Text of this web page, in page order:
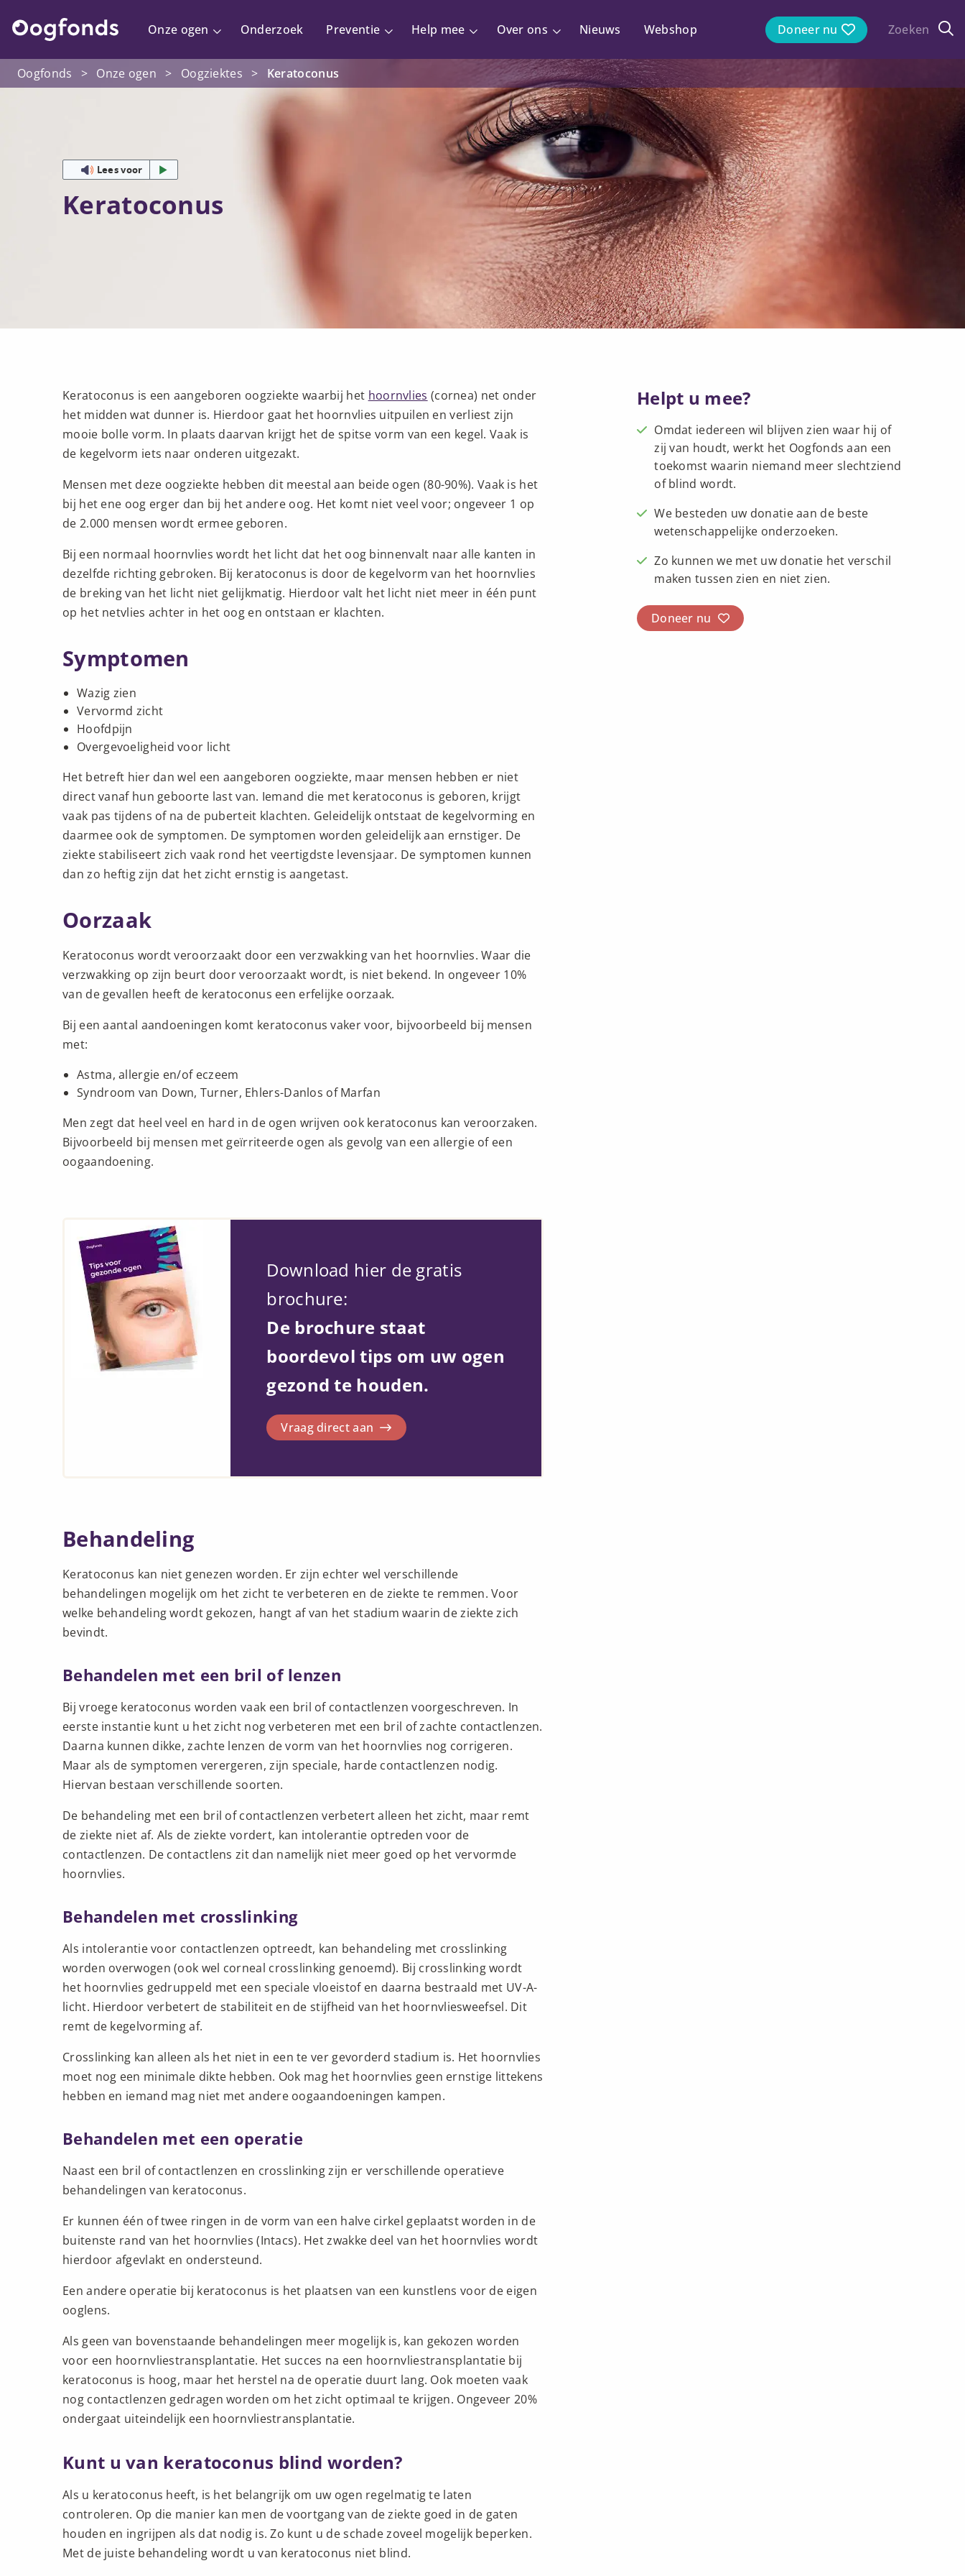
Onze ogen Onderzoek Preventie Help mee Over ons Nieuws Webshop Doneer nu Zoeken
Oogfonds > Onze ogen > Oogziektes > Keratoconus
Lees voor
Keratoconus
Keratoconus is een aangeboren oogziekte waarbij het hoornvlies (cornea) net onder
het midden wat dunner is. Hierdoor gaat het hoornvlies uitpuilen en verliest zijn
mooie bolle vorm. In plaats daarvan krijgt het de spitse vorm van een kegel. Vaak is
de kegelvorm iets naar onderen uitgezakt.
Mensen met deze oogziekte hebben dit meestal aan beide ogen (80-90%). Vaak is het
bij het ene oog erger dan bij het andere oog. Het komt niet veel voor; ongeveer 1 op
de 2.000 mensen wordt ermee geboren.
Bij een normaal hoornvlies wordt het licht dat het oog binnenvalt naar alle kanten in
dezelfde richting gebroken. Bij keratoconus is door de kegelvorm van het hoornvlies
de breking van het licht niet gelijkmatig. Hierdoor valt het licht niet meer in één punt
op het netvlies achter in het oog en ontstaan er klachten.
Symptomen
Wazig zien
Vervormd zicht
Hoofdpijn
Overgevoeligheid voor licht
Het betreft hier dan wel een aangeboren oogziekte, maar mensen hebben er niet
direct vanaf hun geboorte last van. Iemand die met keratoconus is geboren, krijgt
vaak pas tijdens of na de puberteit klachten. Geleidelijk ontstaat de kegelvorming en
daarmee ook de symptomen. De symptomen worden geleidelijk aan ernstiger. De
ziekte stabiliseert zich vaak rond het veertigdste levensjaar. De symptomen kunnen
dan zo heftig zijn dat het zicht ernstig is aangetast.
Oorzaak
Keratoconus wordt veroorzaakt door een verzwakking van het hoornvlies. Waar die
verzwakking op zijn beurt door veroorzaakt wordt, is niet bekend. In ongeveer 10%
van de gevallen heeft de keratoconus een erfelijke oorzaak.
Bij een aantal aandoeningen komt keratoconus vaker voor, bijvoorbeeld bij mensen
met:
Astma, allergie en/of eczeem
Syndroom van Down, Turner, Ehlers-Danlos of Marfan
Men zegt dat heel veel en hard in de ogen wrijven ook keratoconus kan veroorzaken.
Bijvoorbeeld bij mensen met geïrriteerde ogen als gevolg van een allergie of een
oogaandoening.
Download hier de gratis
brochure:
De brochure staat
boordevol tips om uw ogen
gezond te houden.
Vraag direct aan
Behandeling
Keratoconus kan niet genezen worden. Er zijn echter wel verschillende
behandelingen mogelijk om het zicht te verbeteren en de ziekte te remmen. Voor
welke behandeling wordt gekozen, hangt af van het stadium waarin de ziekte zich
bevindt.
Behandelen met een bril of lenzen
Bij vroege keratoconus worden vaak een bril of contactlenzen voorgeschreven. In
eerste instantie kunt u het zicht nog verbeteren met een bril of zachte contactlenzen.
Daarna kunnen dikke, zachte lenzen de vorm van het hoornvlies nog corrigeren.
Maar als de symptomen verergeren, zijn speciale, harde contactlenzen nodig.
Hiervan bestaan verschillende soorten.
De behandeling met een bril of contactlenzen verbetert alleen het zicht, maar remt
de ziekte niet af. Als de ziekte vordert, kan intolerantie optreden voor de
contactlenzen. De contactlens zit dan namelijk niet meer goed op het vervormde
hoornvlies.
Behandelen met crosslinking
Als intolerantie voor contactlenzen optreedt, kan behandeling met crosslinking
worden overwogen (ook wel corneal crosslinking genoemd). Bij crosslinking wordt
het hoornvlies gedruppeld met een speciale vloeistof en daarna bestraald met UV-A-
licht. Hierdoor verbetert de stabiliteit en de stijfheid van het hoornvliesweefsel. Dit
remt de kegelvorming af.
Crosslinking kan alleen als het niet in een te ver gevorderd stadium is. Het hoornvlies
moet nog een minimale dikte hebben. Ook mag het hoornvlies geen ernstige littekens
hebben en iemand mag niet met andere oogaandoeningen kampen.
Behandelen met een operatie
Naast een bril of contactlenzen en crosslinking zijn er verschillende operatieve
behandelingen van keratoconus.
Er kunnen één of twee ringen in de vorm van een halve cirkel geplaatst worden in de
buitenste rand van het hoornvlies (Intacs). Het zwakke deel van het hoornvlies wordt
hierdoor afgevlakt en ondersteund.
Een andere operatie bij keratoconus is het plaatsen van een kunstlens voor de eigen
ooglens.
Als geen van bovenstaande behandelingen meer mogelijk is, kan gekozen worden
voor een hoornvliestransplantatie. Het succes na een hoornvliestransplantatie bij
keratoconus is hoog, maar het herstel na de operatie duurt lang. Ook moeten vaak
nog contactlenzen gedragen worden om het zicht optimaal te krijgen. Ongeveer 20%
ondergaat uiteindelijk een hoornvliestransplantatie.
Kunt u van keratoconus blind worden?
Als u keratoconus heeft, is het belangrijk om uw ogen regelmatig te laten
controleren. Op die manier kan men de voortgang van de ziekte goed in de gaten
houden en ingrijpen als dat nodig is. Zo kunt u de schade zoveel mogelijk beperken.
Met de juiste behandeling wordt u van keratoconus niet blind.
Helpt u mee?
Omdat iedereen wil blijven zien waar hij of
zij van houdt, werkt het Oogfonds aan een
toekomst waarin niemand meer slechtziend
of blind wordt.
We besteden uw donatie aan de beste
wetenschappelijke onderzoeken.
Zo kunnen we met uw donatie het verschil
maken tussen zien en niet zien.
Doneer nu